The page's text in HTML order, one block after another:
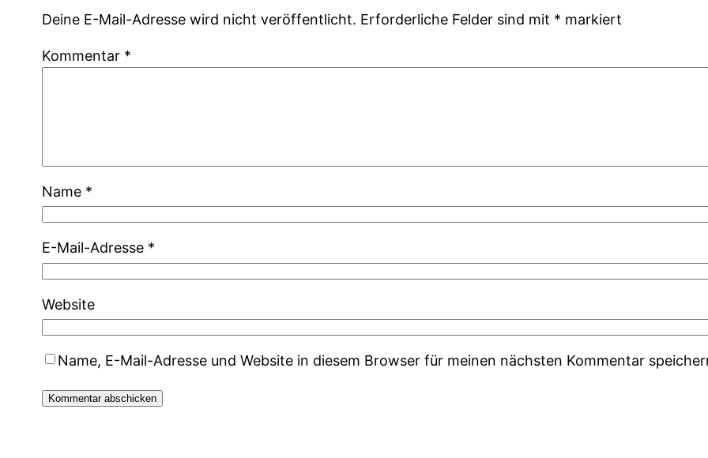
Deine E-Mail-Adresse wird nicht veröffentlicht. Erforderliche Felder sind mit * markiert
Kommentar *
Name *
E-Mail-Adresse *
Website
Name, E-Mail-Adresse und Website in diesem Browser für meinen nächsten Kommentar